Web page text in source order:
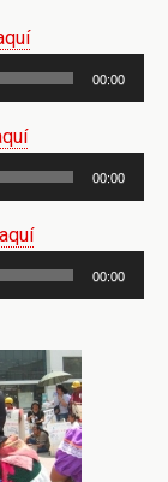
00:00
00:00
00:00